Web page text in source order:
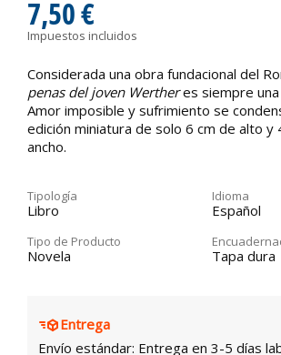
7,50 €
Impuestos incluidos
Considerada una obra fundacional del
penas del joven Wertheres siempre
Amor imposible y sufrimiento se
edición miniatura de solo 6 cm de alto y
ancho.
Tipología
Libro
Idioma
Español
Tipo de Producto
Novela Tapa dura
Entrega
Envío estándar: Entrega en 3-5 días